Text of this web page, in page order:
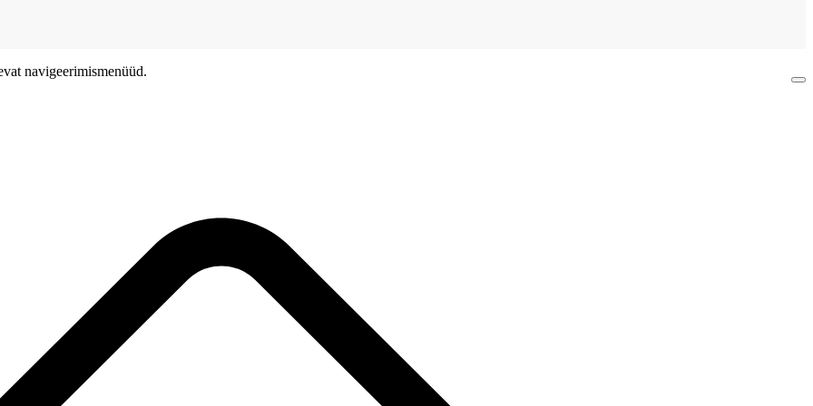
navigeerimismenüüd.